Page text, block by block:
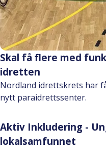
Skal få flere med
idretten
Nordland idrettskrets har
nytt paraidrettssenter.
Aktiv Inkludering -
lokalsamfunnet